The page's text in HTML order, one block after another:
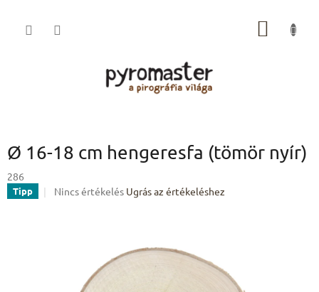
KOSÁR
Ø 16-18 cm hengeresfa (tömör nyír)
286
Tipp
A
csillag.
Nincs értékelés Ugrás az értékeléshez